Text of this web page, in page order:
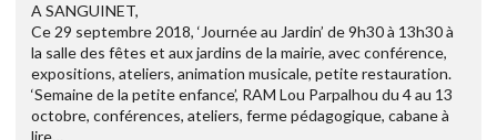
A SANGUINET,
Ce 29 septembre 2018, ‘Journée au Jardin’ de 9h30 à 13h30 à
la salle des fêtes et aux jardins de la mairie, avec conférence,
expositions, ateliers, animation musicale, petite restauration.
‘Semaine de la petite enfance’, RAM Lou Parpalhou du 4 au 13
octobre, conférences, ateliers, ferme pédagogique, cabane à